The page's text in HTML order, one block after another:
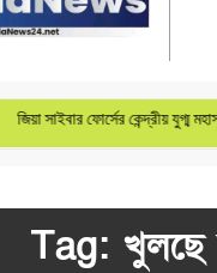
জিয়া সাইবার ফোর্সের কেন্দ্রীয় যুগ্ম
Tag: খুলছে